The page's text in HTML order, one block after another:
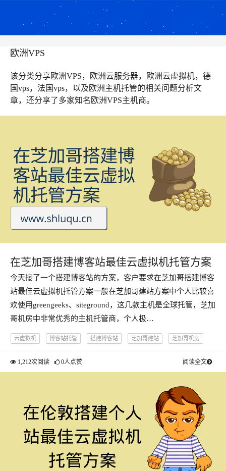
欧洲VPS
该分类分享欧洲VPS，欧洲云服务器，欧洲云虚拟机，德
国vps，法国vps，以及欧洲主机托管的相关问题分析文
章，还分享了多家知名欧洲VPS主机商。
在芝加哥搭建博客站最佳云虚拟机托管方案
今天接了一个搭建博客站的方案，客户要求在芝加哥搭建博客
站最佳云虚拟机托管方案一般在芝加哥建站方案中个人比较喜
欢使用greengeeks、siteground，这几款主机是全球托管，芝加
哥机房中非常优秀的主机托管商，个人极…
云虚拟机 博客站托管 搭建博客站 芝加哥建站 芝加哥机房
1,212次阅读 0人点赞 阅读全文